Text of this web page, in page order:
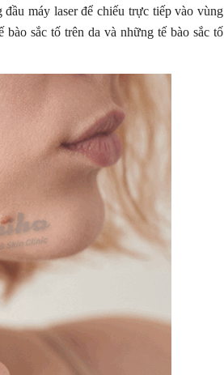
máy laser để chiếu trực tiếp vào vùng
sắc tố trên da và những tế bào sắc tố